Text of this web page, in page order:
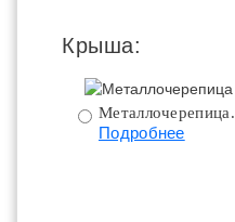
Крыша:
Металлочерепица.
Подробнее